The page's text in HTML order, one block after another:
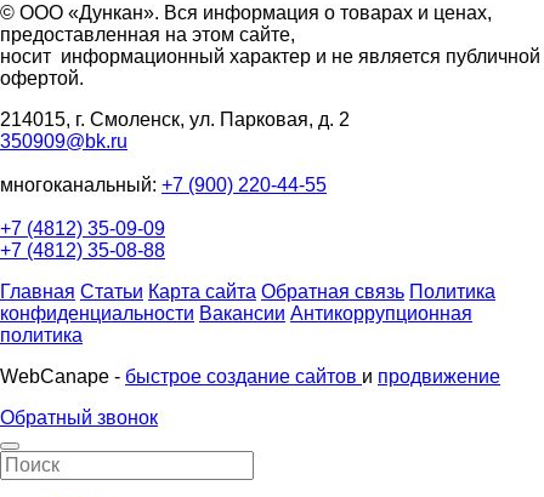
© ООО «Дункан». Вся информация о товарах и ценах,
предоставленная на этом сайте,
носит информационный характер и не является публичной
офертой.
214015, г. Смоленск, ул. Парковая, д. 2
350909@bk.ru
многоканальный: +7 (900) 220-44-55
+7 (4812) 35-09-09
+7 (4812) 35-08-88
Главная Статьи Карта сайта Обратная связь Политика
конфиденциальности Вакансии Антикоррупционная
политика
WebCanape - быстрое создание сайтов и продвижение
Обратный звонок